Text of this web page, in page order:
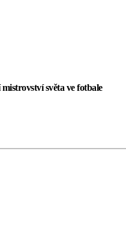
světa ve fotbale